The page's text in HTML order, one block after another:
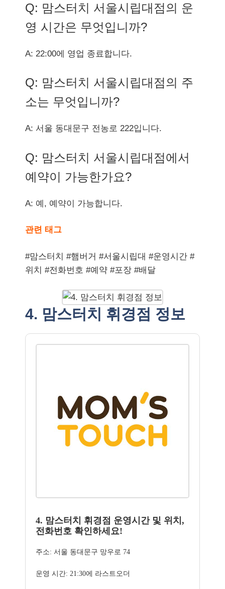
Q: 맘스터치 서울시립대점의 운
영 시간은 무엇입니까?
A: 22:00에 영업 종료합니다.
Q: 맘스터치 서울시립대점의 주
소는 무엇입니까?
A: 서울 동대문구 전농로 222입니다.
Q: 맘스터치 서울시립대점에서
예약이 가능한가요?
A: 예, 예약이 가능합니다.
관련 태그
#맘스터치 #햄버거 #서울시립대 #운영시간 #
위치 #전화번호 #예약 #포장 #배달
4. 맘스터치 휘경점 정보
4. 맘스터치 휘경점 운영시간 및 위치,
전화번호 확인하세요!
주소: 서울 동대문구 망우로 74
운영 시간: 21:30에 라스트오더